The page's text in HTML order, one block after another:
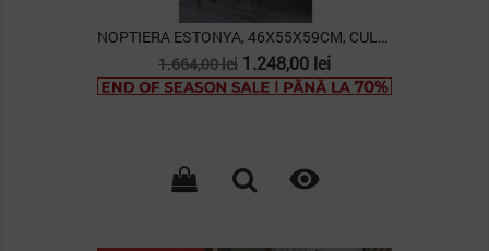
NOPTIERA ESTONYA, 46X55X59CM, CULOARE ALBASTRU...
Pret
de
1.664,00 lei Pret
1.248,00 lei
